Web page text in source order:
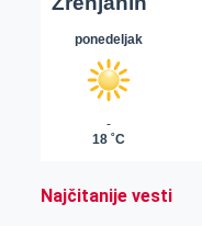
Najčitanije vesti